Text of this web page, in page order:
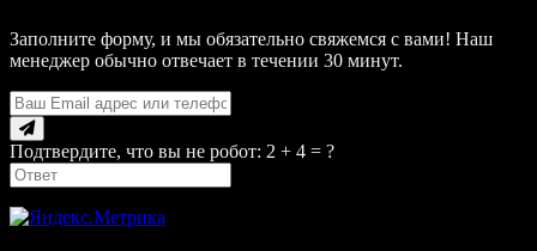
Заполните форму, и мы обязательно свяжемся с вами! Наш
менеджер обычно отвечает в течении 30 минут.
Подтвердите, что вы не робот: 2 + 4 = ?